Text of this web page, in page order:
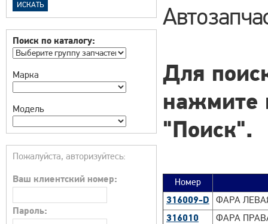
Поиск по каталогу:
Марка
Модель
Пожалуйста, авторизуйтесь:
Ваш клиентский номер:
Пароль:
Для
нажмите
"Поиск".
Номер
316009-D
ФАРА ЛЕВАЯ
316010
ФАРА